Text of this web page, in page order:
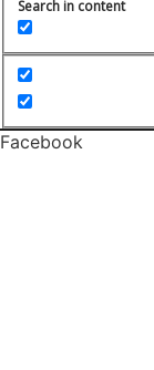
Search in content
Facebook